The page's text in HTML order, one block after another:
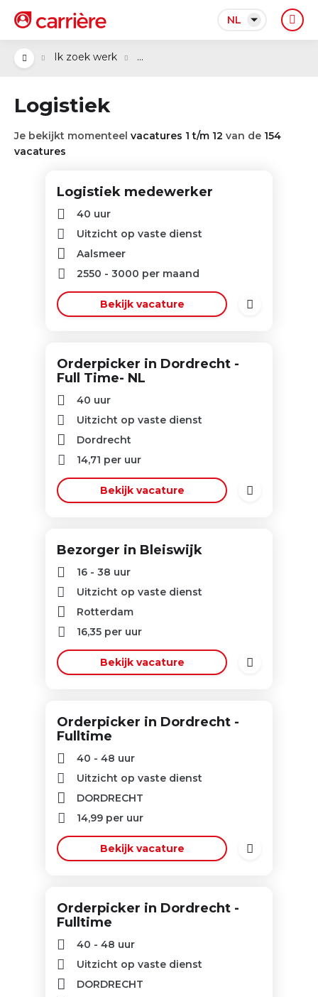
NL
Ik zoek werk ...
Logistiek
Je bekijkt momenteel vacatures 1 t/m 12 van de 154
vacatures
Logistiek medewerker
40 uur
Uitzicht op vaste dienst
Aalsmeer
2550 - 3000 per maand
Bekijk vacature
Orderpicker in Dordrecht -
Full Time- NL
40 uur
Uitzicht op vaste dienst
Dordrecht
14,71 per uur
Bekijk vacature
Bezorger in Bleiswijk
16 - 38 uur
Uitzicht op vaste dienst
Rotterdam
16,35 per uur
Bekijk vacature
Orderpicker in Dordrecht -
Fulltime
40 - 48 uur
Uitzicht op vaste dienst
DORDRECHT
14,99 per uur
Bekijk vacature
Orderpicker in Dordrecht -
Fulltime
40 - 48 uur
Uitzicht op vaste dienst
DORDRECHT